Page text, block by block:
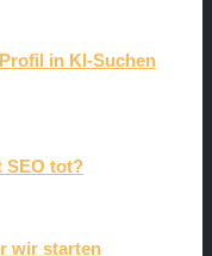
in KI-Suchen
SEO tot?
wir starten